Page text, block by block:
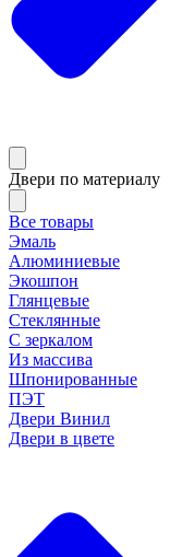
Двери по материалу
Все товары
Эмаль
Алюминиевые
Экошпон
Глянцевые
Стеклянные
С зеркалом
Из массива
Шпонированные
ПЭТ
Двери Винил
Двери в цвете